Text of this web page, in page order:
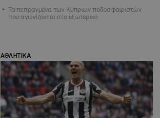
Τα πεπραγμένα των Κύπριων ποδοσφαιριστών
που αγωνίζονται στο εξωτερικό
ΑΘΛΗΤΙΚΑ